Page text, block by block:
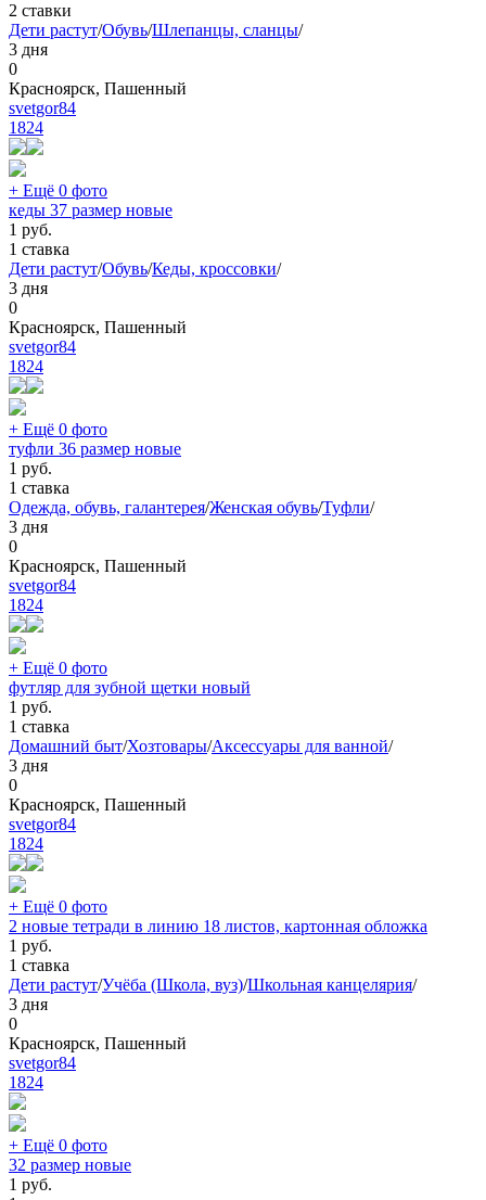
2 ставки
Дети растут/Обувь/Шлепанцы, сланцы/
3 дня
0
Красноярск, Пашенный
svetgor84
1824
+ Ещё 0 фото
кеды 37 размер новые
1 руб.
1 ставка
Дети растут/Обувь/Кеды, кроссовки/
3 дня
0
Красноярск, Пашенный
svetgor84
1824
+ Ещё 0 фото
туфли 36 размер новые
1 руб.
1 ставка
Одежда, обувь, галантерея/Женская обувь/Туфли/
3 дня
0
Красноярск, Пашенный
svetgor84
1824
+ Ещё 0 фото
футляр для зубной щетки новый
1 руб.
1 ставка
Домашний быт/Хозтовары/Аксессуары для ванной/
3 дня
0
Красноярск, Пашенный
svetgor84
1824
+ Ещё 0 фото
2 новые тетради в линию 18 листов, картонная обложка
1 руб.
1 ставка
Дети растут/Учёба (Школа, вуз)/Школьная канцелярия/
3 дня
0
Красноярск, Пашенный
svetgor84
1824
+ Ещё 0 фото
32 размер новые
1 руб.